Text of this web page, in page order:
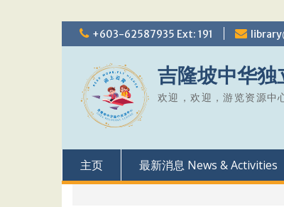
Skip
to
+603-62587935 Ext: 191
吉隆坡中华
欢迎，欢迎，游览资源中
主页 最新消息 News & Activities